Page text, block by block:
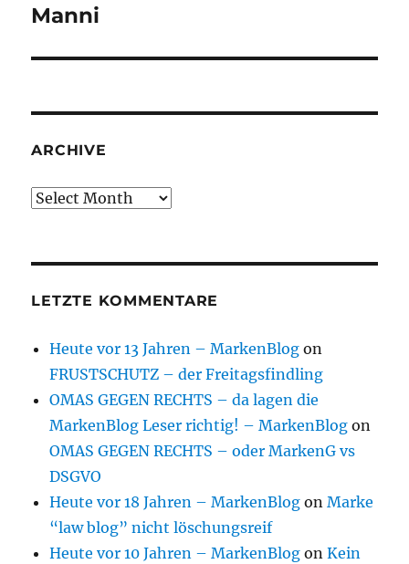
post:
Manni
ARCHIVE
Archive
LETZTE KOMMENTARE
Heute vor 13 Jahren – MarkenBlog on
FRUSTSCHUTZ – der Freitagsfindling
OMAS GEGEN RECHTS – da lagen die
MarkenBlog Leser richtig! – MarkenBlog on
OMAS GEGEN RECHTS – oder MarkenG vs
DSGVO
Heute vor 18 Jahren – MarkenBlog onMarke
“law blog” nicht löschungsreif
Heute vor 10 Jahren – MarkenBlog onKein